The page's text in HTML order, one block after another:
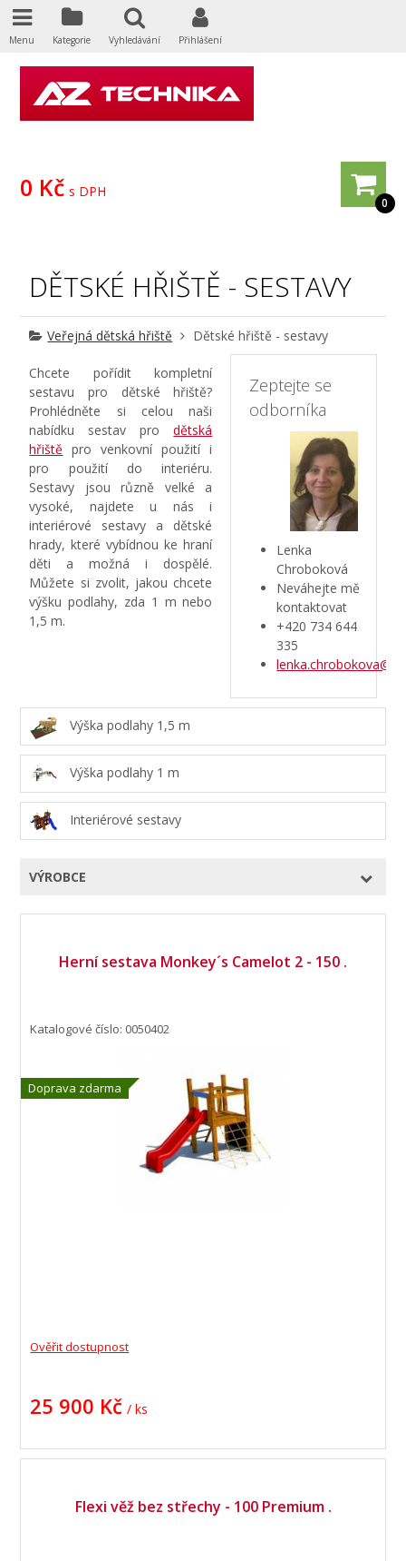
0
0 Kč s DPH
DĚTSKÉ HŘIŠTĚ - SESTAVY
Veřejná dětská hřiště Dětské hřiště - sestavy
Zeptejte se
odborníka
Lenka
Chroboková
Neváhejte mě
kontaktovat
+420 734 644
335
Chcete pořídit kompletní
sestavu pro dětské hřiště?
Prohlédněte si celou naši
nabídku sestav prodětská
hřiště pro venkovní použití i
pro použití do interiéru.
Sestavy jsou různě velké a
vysoké, najdete u nás i
interiérové sestavy a dětské
hrady, které vybídnou ke hraní
děti a možná i dospělé.
Můžete si zvolit, jakou chcete
výšku podlahy, zda 1 m nebo
1,5 m.
Výška podlahy 1,5 m
Výška podlahy 1 m
Interiérové sestavy
VÝROBCE
Herní sestava Monkey´s Camelot 2 - 150 .
Doprava zdarma
Katalogové číslo: 0050402
Ověřit dostupnost
25 900 Kč / ks
Flexi věž bez střechy - 100 Premium .
Menu Kategorie Vyhledávání Přihlášení